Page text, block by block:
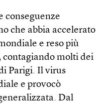
conseguenze
che abbia accelerato
e reso più
contagiando molti dei
Parigi. Il virus
e provocò
Dal